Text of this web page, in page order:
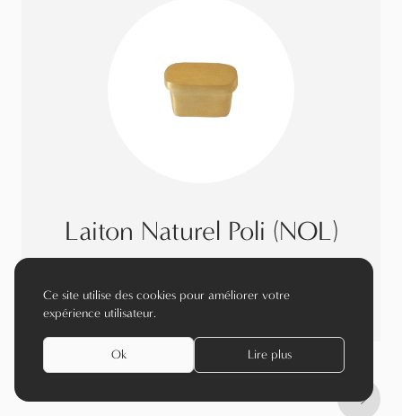
Laiton Naturel Poli (NOL)
Next
Ce site utilise des cookies pour améliorer votre
expérience utilisateur.
Ok Lire plus